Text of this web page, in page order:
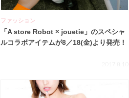
ファッション
「A store Robot × jouetie」のスペシャ
ルコラボアイテムが8／18(金)より発売！
2017.8.10